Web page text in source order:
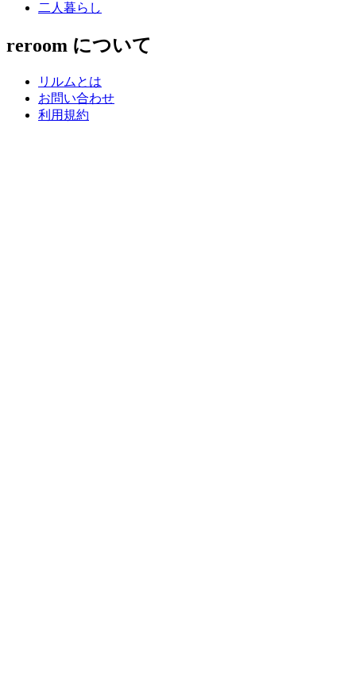
二人暮らし
reroom について
リルムとは
お問い合わせ
利用規約